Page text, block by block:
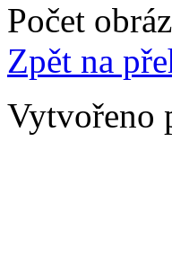
Počet
Zpět na
Vytvořeno